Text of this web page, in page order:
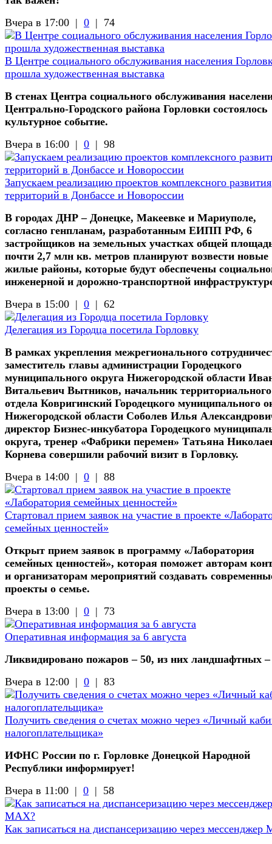
Вчера в 17:00 | 0 | 74
В Центре социального обслуживания населения
прошла художественная выставка
В стенах Центра социального обслуживания
Центрально-Городского района Горловки состоялось
культурное событие.
Вчера в 16:00 | 0 | 98
Запускаем реализацию проектов комплексного развития
территорий в Донбассе и Новороссии
В городах ДНР – Донецке, Макеевке и Мариуполе,
согласно генпланам, разработанным ЕИПП РФ, 6
застройщиков на земельных участках общей
почти 2,7 млн кв. метров планируют возвести новые
жилые районы, которые будут обеспечены
инженерной и дорожно-транспортной
Вчера в 15:00 | 0 | 62
Делегация из Городца посетила Горловку
В рамках укрепления межрегионального
заместитель главы администрации Городецкого
муниципального округа Нижегородской области
Витальевич Вытников, начальник территориального
отдела Ковригинский Городецкого муниципального
Нижегородской области Соболев Илья
директор Бизнес-инкубатора Городецкого
округа, тренер «Фабрики перемен» Татьяна
Корнева совершили рабочий визит в Горловку.
Вчера в 14:00 | 0 | 88
Стартовал прием заявок на участие в проекте
семейных ценностей»
Открыт прием заявок в программу «Лаборатория
семейных ценностей», которая поможет авторам
и организаторам мероприятий создавать
проекты о семье.
Вчера в 13:00 | 0 | 73
Оперативная информация за 6 августа
Ликвидировано пожаров – 50, из них ландшафтных –
Вчера в 12:00 | 0 | 83
Получить сведения о счетах можно через «Личный
налогоплательщика»
ИФНС России по г. Горловке Донецкой Народной
Республики информирует!
Вчера в 11:00 | 0 | 58
Как записаться на диспансеризацию через